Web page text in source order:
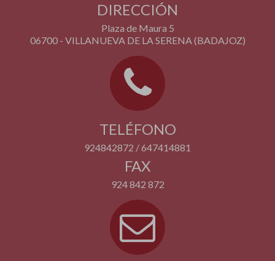
DIRECCIÓN
Plaza de Maura 5
06700 - VILLANUEVA DE LA SERENA (BADAJOZ)
TELÉFONO
924842872 / 647414881
FAX
924 842 872